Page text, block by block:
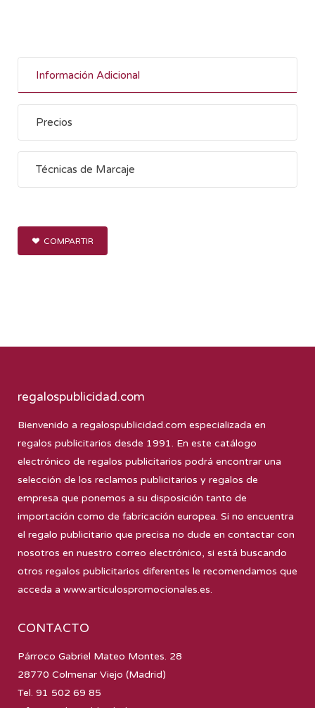
Información Adicional
Precios
Técnicas de Marcaje
COMPARTIR
regalospublicidad.com
Bienvenido a regalospublicidad.com especializada en
regalos publicitarios desde 1991. En este catálogo
electrónico de regalos publicitarios podrá encontrar una
selección de los reclamos publicitarios y regalos de
empresa que ponemos a su disposición tanto de
importación como de fabricación europea. Si no encuentra
el regalo publicitario que precisa no dude en contactar con
nosotros en nuestro correo electrónico, si está buscando
otros regalos publicitarios diferentes le recomendamos que
acceda a www.articulospromocionales.es.
CONTACTO
Párroco Gabriel Mateo Montes. 28
28770 Colmenar Viejo (Madrid)
Tel. 91 502 69 85